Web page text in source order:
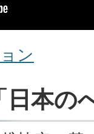
ン
本の